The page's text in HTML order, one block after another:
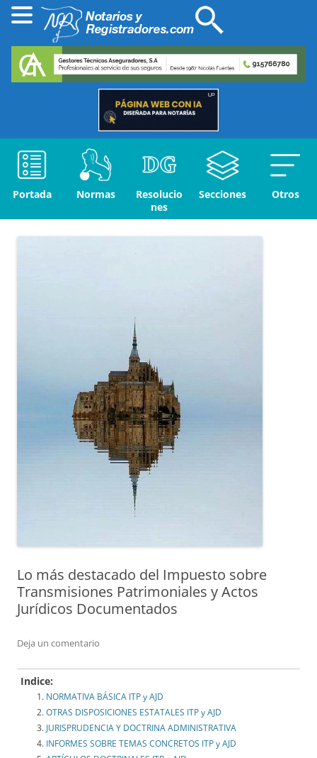
Portada Normas
Resolucio
nes
Secciones Otros
Lo más destacado del Impuesto sobre
Transmisiones Patrimoniales y Actos
Jurídicos Documentados
Deja un comentario
Indice:
NORMATIVA BÁSICA ITP y AJD
OTRAS DISPOSICIONES ESTATALES ITP y AJD
JURISPRUDENCIA Y DOCTRINA ADMINISTRATIVA
INFORMES SOBRE TEMAS CONCRETOS ITP y AJD